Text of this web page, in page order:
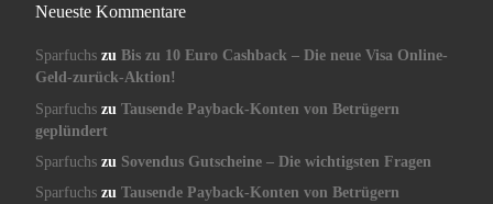
Neueste Kommentare
Sparfuchszu Bis zu 10 Euro Cashback – Die neue Visa Online-
Geld-zurück-Aktion!
Sparfuchszu Tausende Payback-Konten von Betrügern
geplündert
Sparfuchszu Sovendus Gutscheine – Die wichtigsten Fragen
Sparfuchszu Tausende Payback-Konten von Betrügern